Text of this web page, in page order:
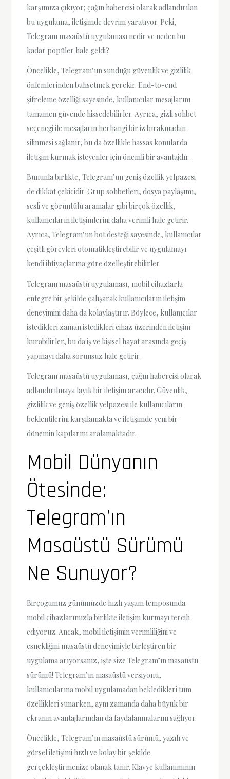
karşımıza çıkıyor; çağın habercisi olarak adlandırılan
bu uygulama, iletişimde devrim yaratıyor. Peki,
Telegram masaüstü uygulaması nedir ve neden bu
kadar popüler hale geldi?
Öncelikle, Telegram’un sunduğu güvenlik ve gizlilik
önlemlerinden bahsetmek gerekir. End-to-end
şifreleme özelliği sayesinde, kullanıcılar mesajlarını
tamamen güvende hissedebilirler. Ayrıca, gizli sohbet
seçeneği ile mesajların herhangi bir iz bırakmadan
silinmesi sağlanır, bu da özellikle hassas konularda
iletişim kurmak isteyenler için önemli bir avantajdır.
Bununla birlikte, Telegram’un geniş özellik yelpazesi
de dikkat çekicidir. Grup sohbetleri, dosya paylaşımı,
sesli ve görüntülü aramalar gibi birçok özellik,
kullanıcıların iletişimlerini daha verimli hale getirir.
Ayrıca, Telegram’un bot desteği sayesinde, kullanıcılar
çeşitli görevleri otomatikleştirebilir ve uygulamayı
kendi ihtiyaçlarına göre özelleştirebilirler.
Telegram masaüstü uygulaması, mobil cihazlarla
entegre bir şekilde çalışarak kullanıcıların iletişim
deneyimini daha da kolaylaştırır. Böylece, kullanıcılar
istedikleri zaman istedikleri cihaz üzerinden iletişim
kurabilirler, bu da iş ve kişisel hayat arasında geçiş
yapmayı daha sorunsuz hale getirir.
Telegram masaüstü uygulaması, çağın habercisi olarak
adlandırılmaya layık bir iletişim aracıdır. Güvenlik,
gizlilik ve geniş özellik yelpazesi ile kullanıcıların
beklentilerini karşılamakta ve iletişimde yeni bir
dönemin kapılarını aralamaktadır.
Mobil Dünyanın
Ötesinde:
Telegram’ın
Masaüstü Sürümü
Ne Sunuyor?
Birçoğumuz günümüzde hızlı yaşam temposunda
mobil cihazlarımızla birlikte iletişim kurmayı tercih
ediyoruz. Ancak, mobil iletişimin verimliliğini ve
esnekliğini masaüstü deneyimiyle birleştiren bir
uygulama arıyorsanız, işte size Telegram’ın masaüstü
sürümü! Telegram’ın masaüstü versiyonu,
kullanıcılarına mobil uygulamadan bekledikleri tüm
özellikleri sunarken, aynı zamanda daha büyük bir
ekranın avantajlarından da faydalanmalarını sağlıyor.
Öncelikle, Telegram’ın masaüstü sürümü, yazılı ve
görsel iletişimi hızlı ve kolay bir şekilde
gerçekleştirmenize olanak tanır. Klavye kullanımının